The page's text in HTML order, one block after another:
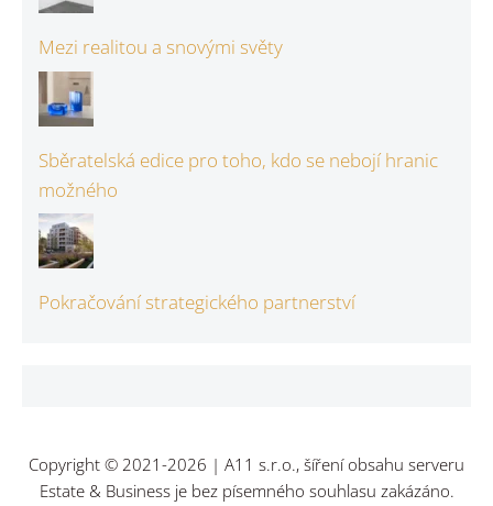
Mezi realitou a snovými světy
Sběratelská edice pro toho, kdo se nebojí hranic
možného
Pokračování strategického partnerství
Copyright © 2021-2026 | A11 s.r.o., šíření obsahu serveru
Estate & Business je bez písemného souhlasu zakázáno.